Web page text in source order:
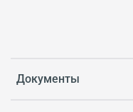
Документы